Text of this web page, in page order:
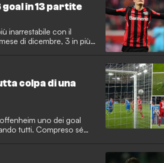
goal in 13 partite
inarrestabile con il
di dicembre, 3 in più
colpa di una
uno dei goal
tutti. Compreso sé